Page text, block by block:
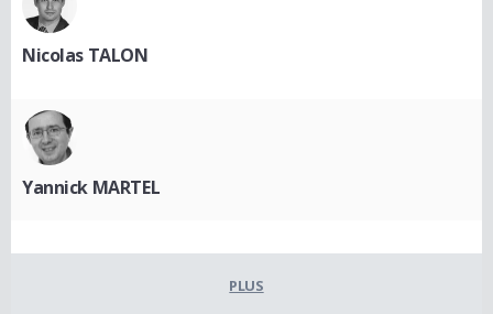
Nicolas TALON
Yannick MARTEL
PLUS